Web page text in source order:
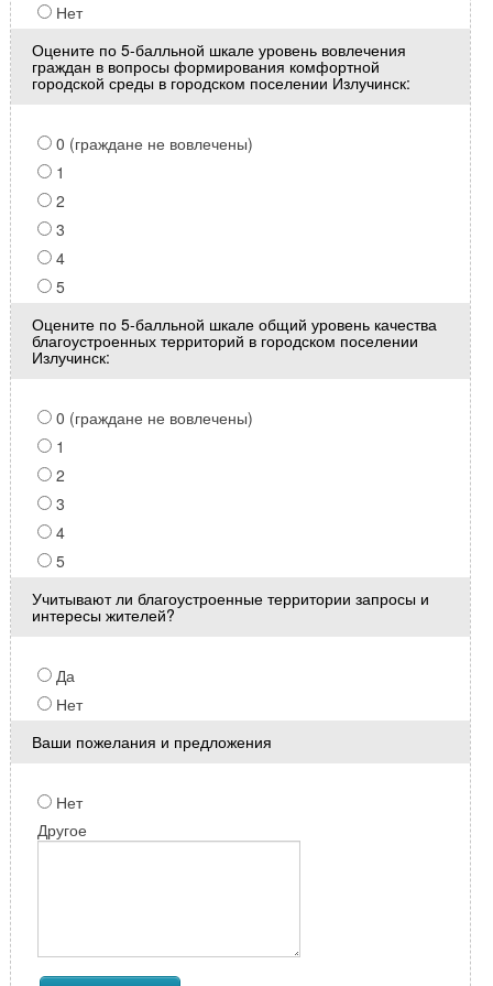
Нет
Оцените по 5-балльной шкале уровень вовлечения
граждан в вопросы формирования комфортной
городской среды в городском поселении Излучинск:
0 (граждане не вовлечены)
1
2
3
4
5
Оцените по 5-балльной шкале общий уровень качества
благоустроенных территорий в городском поселении
Излучинск:
0 (граждане не вовлечены)
1
2
3
4
5
Учитывают ли благоустроенные территории запросы и
интересы жителей?
Да
Нет
Ваши пожелания и предложения
Нет
Другое